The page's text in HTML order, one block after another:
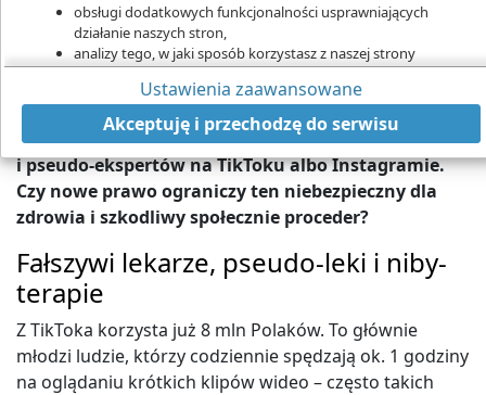
W internecie mnoży się od specjalistów udających. Nowe prawo ma pomóc
w walce z nimi
Młodzi ludzie często kierują się poradami
promowanymi przez zdrowotnych influencerów
i pseudo-ekspertów na TikToku albo Instagramie.
Czy nowe prawo ograniczy ten niebezpieczny dla
zdrowia i szkodliwy społecznie proceder?
Fałszywi lekarze, pseudo-leki i niby-
terapie
Z TikToka korzysta już 8 mln Polaków. To głównie
młodzi ludzie, którzy codziennie spędzają ok. 1 godziny
na oglądaniu krótkich klipów wideo – często takich
obsługi dodatkowych funkcjonalności usprawniających
działanie naszych stron,
analizy tego, w jaki sposób korzystasz z naszej strony
marketingu bezpośredniego,
udostępniania funkcji mediów społecznościowych.
Kliknij „Akceptuję i przechodzę do strony”, aby wyrazić zgodę
na przetwarzanie przez nas i naszych partnerów Twoich
danych w powyższych celach.
Pamiętaj, że wyrażenie zgody jest dobrowolne, a wyrażoną zgodę
możesz w każdej chwili cofnąć, możesz też wycofać zgodę na
chcesz dowiedzieć się więcej lub chcesz przeprowadzić konfigurację
szczegółową - możesz tego dokonać za pomocą „Ustawień
zaawansowanych”.
Więcej informacji na temat wykorzystywania narzędzi zewnętrznych
na naszych stronach znajdziesz wPolityce cookies.
Ustawienia zaawansowane
Akceptuję i przechodzę do serwisu